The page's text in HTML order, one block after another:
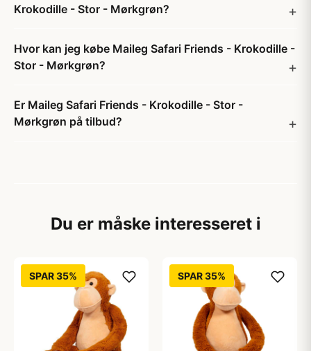
Krokodille - Stor - Mørkgrøn?
Hvor kan jeg købe Maileg Safari Friends - Krokodille -
Stor - Mørkgrøn?
Er Maileg Safari Friends - Krokodille - Stor -
Mørkgrøn på tilbud?
Du er måske interesseret i
SPAR 35% SPAR 35%